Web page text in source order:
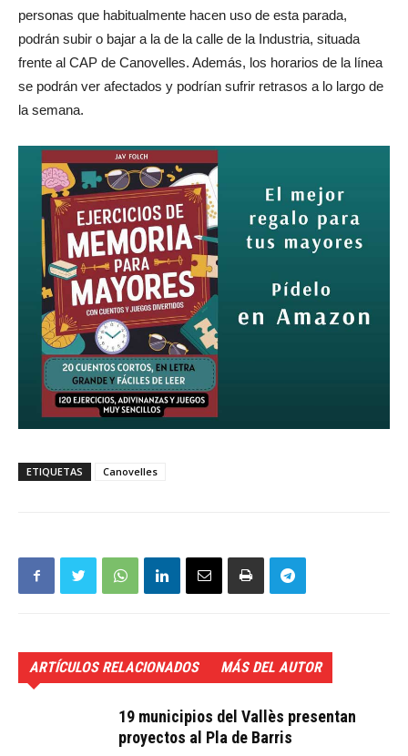
personas que habitualmente hacen uso de esta parada,
podrán subir o bajar a la de la calle de la Industria, situada
frente al CAP de Canovelles. Además, los horarios de la línea
se podrán ver afectados y podrían sufrir retrasos a lo largo de
la semana.
ETIQUETAS Canovelles
ARTÍCULOS RELACIONADOS MÁS DEL AUTOR
19 municipios del Vallès presentan
proyectos al Pla de Barris